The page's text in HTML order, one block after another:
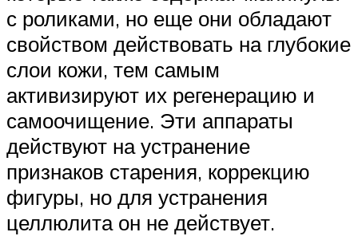
с роликами, но еще они обладают
свойством действовать на глубокие
слои кожи, тем самым
активизируют их регенерацию и
самоочищение. Эти аппараты
действуют на устранение
признаков старения, коррекцию
фигуры, но для устранения
целлюлита он не действует.